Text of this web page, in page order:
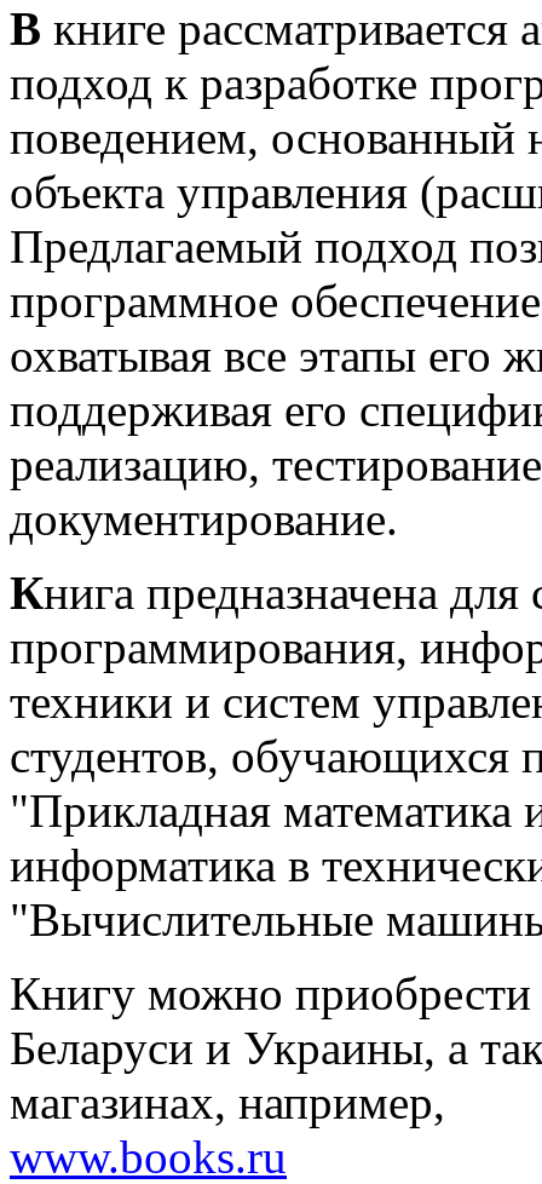
В книге
подход к разработке
поведением, основанный
объекта управления
Предлагаемый подход
программное
охватывая все этапы его
поддерживая его
реализацию,
документирование.
Книга предназначена для
программирования,
техники и систем
студентов, обучающихся
"Прикладная
информатика в
"Вычислительные
Книгу можно
Беларуси и Украины, а
магазинах, например,
www.books.ru